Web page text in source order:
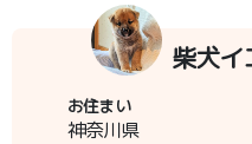
柴犬イ
お住まい
神奈川県